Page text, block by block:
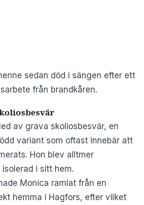
sedan död i sängen efter ett
från brandkåren.
av grava skoliosbesvär, en
variant som oftast innebär att
Hon blev alltmer
i sitt hem.
Monica ramlat från en
hemma i Hagfors, efter vilket